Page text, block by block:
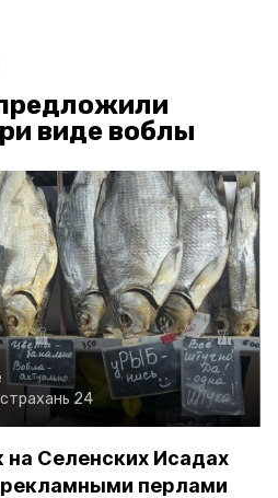
виде воблы
24
Селенских Исадах
перлами